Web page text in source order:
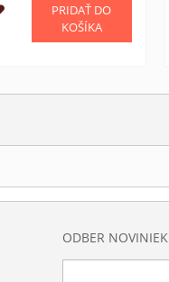
PRIDAŤ DO
KOŠÍKA
ODBER NOVINIEK